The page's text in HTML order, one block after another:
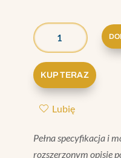
GRAZIA
EPOQUE
ERMITAGE
IVORY
20X80
KUP TERAZ
Lubię
Pełna specyfikacja i
rozszerzonym opisie